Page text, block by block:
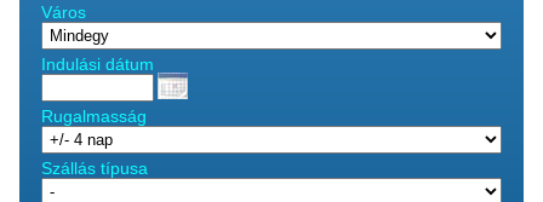
Város
Indulási dátum
Rugalmasság
Szállás típusa